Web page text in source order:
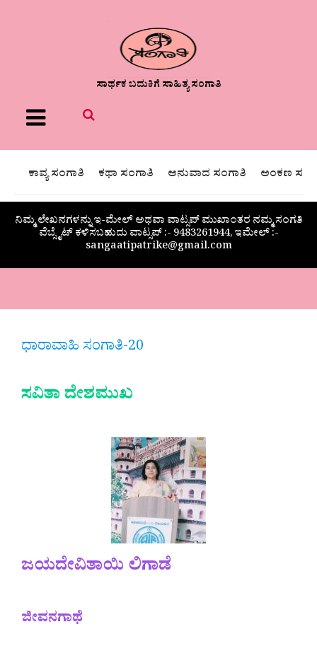
ಸಾರ್ಥಕ ಬದುಕಿಗೆ ಸಾಹಿತ್ಯ ಸಂಗಾತಿ
Menu
ಕಾವ್ಯ ಸಂಗಾತಿ ಕಥಾ ಸಂಗಾತಿ ಅನುವಾದ ಸಂಗಾತಿ ಅಂಕಣ
ನಿಮ್ಮ ಲೇಖನಗಳನ್ನು ಇ-ಮೇಲ್ ಅಥವಾ ವಾಟ್ಸಪ್ ಮುಖಾಂತರ ನಮ್ಮ ಸಂಗತಿ
ವೆಬ್ಸೈಟ್ ಕಳಿಸಬಹುದು ವಾಟ್ಸಪ್‌ :- 9483261944, ಇಮೇಲ್ :-
sangaatipatrike@gmail.com
ಧಾರಾವಾಹಿ ಸಂಗಾತಿ-20
ಸವಿತಾ ದೇಶಮುಖ
ಜಯದೇವಿತಾಯಿ ಲಿಗಾಡೆ
ಜೀವನಗಾಥೆ